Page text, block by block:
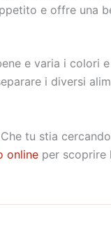
e offre una
e varia i colori
i diversi
tu stia
online per scoprire